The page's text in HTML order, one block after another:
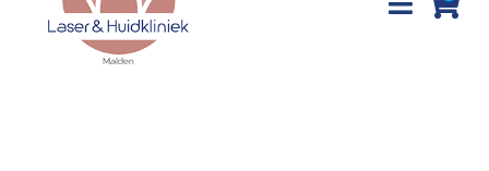
Toggle